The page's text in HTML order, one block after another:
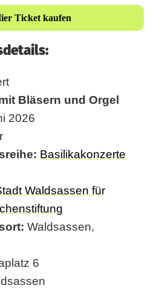
Ticket kaufen
Bläsern und Orgel
2026
Basilikakonzerte
Waldsassen für
Waldsassen,
6